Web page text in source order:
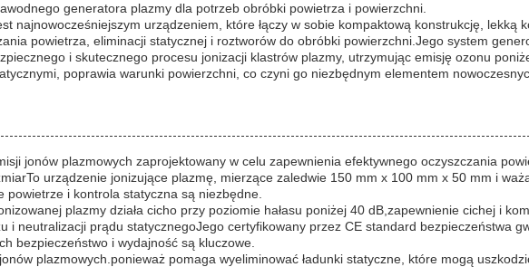
generatora plazmy dla potrzeb obróbki powietrza i powierzchni.
najnowocześniejszym urządzeniem, które łączy w sobie kompaktową konstrukcję, lekką
powietrza, eliminacji statycznej i roztworów do obróbki powierzchni.Jego system
i skutecznego procesu jonizacji klastrów plazmy, utrzymując emisję ozonu
poprawia warunki powierzchni, co czyni go niezbędnym elementem
jonów plazmowych zaprojektowany w celu zapewnienia efektywnego oczyszczania
urządzenie jonizujące plazmę, mierzące zaledwie 150 mm x 100 mm x 50 mm i
i kontrola statyczna są niezbędne.
plazmy działa cicho przy poziomie hałasu poniżej 40 dB,zapewnienie cichej i
i neutralizacji prądu statycznegoJego certyfikowany przez CE standard bezpieczeństwa
bezpieczeństwo i wydajność są kluczowe.
plazmowych.ponieważ pomaga wyeliminować ładunki statyczne, które mogą